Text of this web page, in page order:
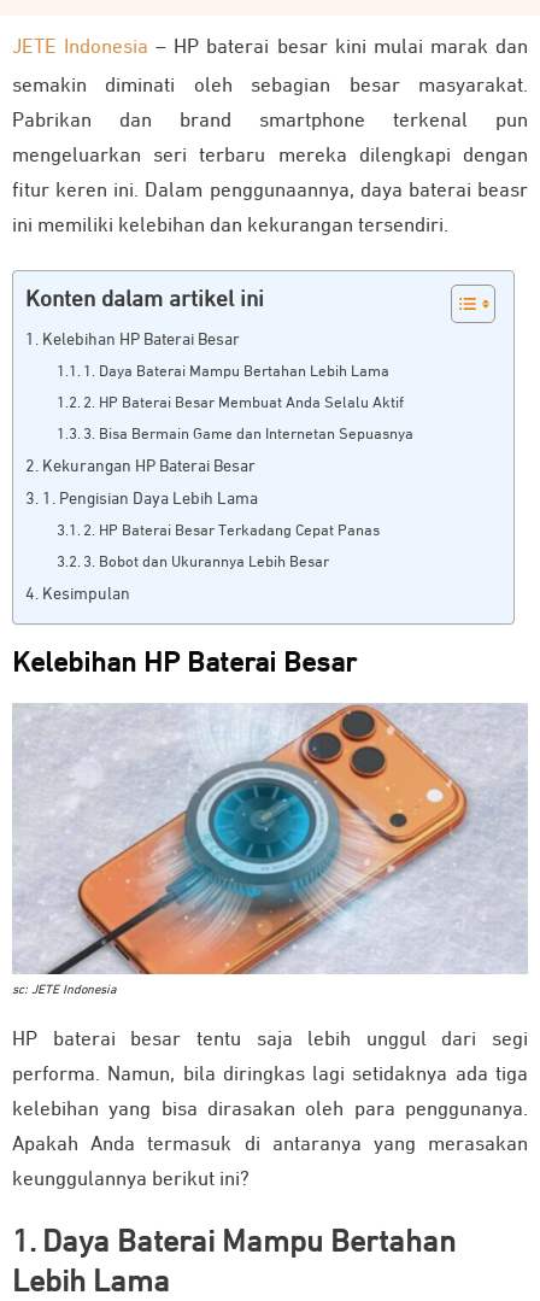
JETE Indonesia – HP baterai besar kini mulai marak dan
semakin diminati oleh sebagian besar masyarakat.
Pabrikan dan brand smartphone terkenal pun
mengeluarkan seri terbaru mereka dilengkapi dengan
fitur keren ini. Dalam penggunaannya, daya baterai beasr
ini memiliki kelebihan dan kekurangan tersendiri.
Konten dalam artikel ini
Kelebihan HP Baterai Besar
1. Daya Baterai Mampu Bertahan Lebih Lama
2. HP Baterai Besar Membuat Anda Selalu Aktif
3. Bisa Bermain Game dan Internetan Sepuasnya
Kekurangan HP Baterai Besar
1. Pengisian Daya Lebih Lama
2. HP Baterai Besar Terkadang Cepat Panas
3. Bobot dan Ukurannya Lebih Besar
Kesimpulan
Kelebihan HP Baterai Besar
sc: JETE Indonesia
HP baterai besar tentu saja lebih unggul dari segi
performa. Namun, bila diringkas lagi setidaknya ada tiga
kelebihan yang bisa dirasakan oleh para penggunanya.
Apakah Anda termasuk di antaranya yang merasakan
keunggulannya berikut ini?
1. Daya Baterai Mampu Bertahan
Lebih Lama